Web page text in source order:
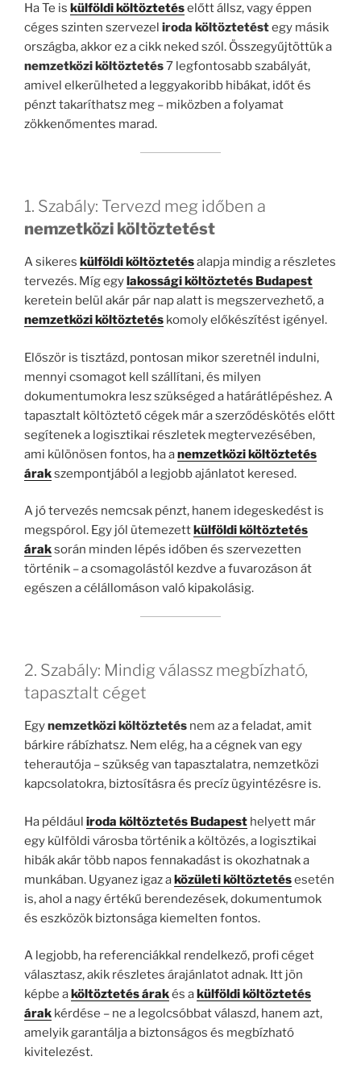
Ha Te is külföldi költöztetéselőtt állsz, vagy éppen
céges szinten szervezel iroda költöztetéstegy másik
országba, akkor ez a cikk neked szól. Összegyűjtöttük a
nemzetközi költöztetés7 legfontosabb szabályát,
amivel elkerülheted a leggyakoribb hibákat, időt és
pénzt takaríthatsz meg – miközben a folyamat
zökkenőmentes marad.
1. Szabály: Tervezd meg időben a
nemzetközi költöztetést
A sikeres külföldi költöztetésalapja mindig a részletes
tervezés. Míg egy lakossági költöztetés Budapest
keretein belül akár pár nap alatt is megszervezhető, a
nemzetközi költöztetés komoly előkészítést igényel.
Először is tisztázd, pontosan mikor szeretnél indulni,
mennyi csomagot kell szállítani, és milyen
dokumentumokra lesz szükséged a határátlépéshez. A
tapasztalt költöztető cégek már a szerződéskötés előtt
segítenek a logisztikai részletek megtervezésében,
ami különösen fontos, ha anemzetközi költöztetés
árakszempontjából a legjobb ajánlatot keresed.
A jó tervezés nemcsak pénzt, hanem idegeskedést is
megspórol. Egy jól ütemezett külföldi költöztetés
áraksorán minden lépés időben és szervezetten
történik – a csomagolástól kezdve a fuvarozáson át
egészen a célállomáson való kipakolásig.
2. Szabály: Mindig válassz megbízható,
tapasztalt céget
Egynemzetközi költöztetés nem az a feladat, amit
bárkire rábízhatsz. Nem elég, ha a cégnek van egy
teherautója – szükség van tapasztalatra, nemzetközi
kapcsolatokra, biztosításra és precíz ügyintézésre is.
Ha például iroda költöztetés Budapest helyett már
egy külföldi városba történik a költözés, a logisztikai
hibák akár több napos fennakadást is okozhatnak a
munkában. Ugyanez igaz aközületi költöztetésesetén
is, ahol a nagy értékű berendezések, dokumentumok
és eszközök biztonsága kiemelten fontos.
A legjobb, ha referenciákkal rendelkező, profi céget
választasz, akik részletes árajánlatot adnak. Itt jön
képbe a költöztetés árakés a külföldi költöztetés
árak kérdése – ne a legolcsóbbat válaszd, hanem azt,
amelyik garantálja a biztonságos és megbízható
kivitelezést.